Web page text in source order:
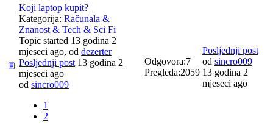
Koji laptop kupit?
Kategorija: Računala &
Znanost & Tech & Sci Fi
Topic started 13 godina 2
mjeseci ago, od dezerter
Posljednji post 13 godina 2
mjeseci ago
od sincro009
1
2
Odgovora:7
Pregleda:2059
Posljednji post
od sincro009
13 godina 2
mjeseci ago